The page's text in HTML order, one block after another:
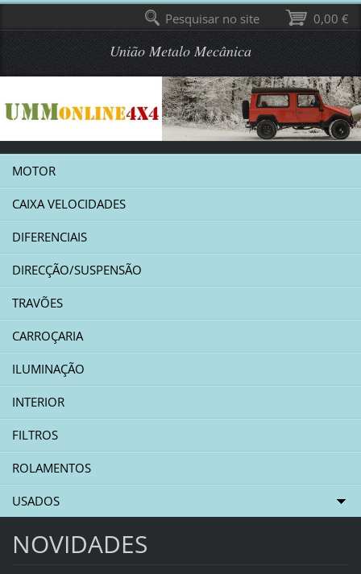
União Metalo Mecânica
MOTOR
CAIXA VELOCIDADES
DIFERENCIAIS
DIRECÇÃO/SUSPENSÃO
TRAVÕES
CARROÇARIA
ILUMINAÇÃO
INTERIOR
FILTROS
ROLAMENTOS
USADOS
NOVIDADES
0,00 €
Pesquisar no site